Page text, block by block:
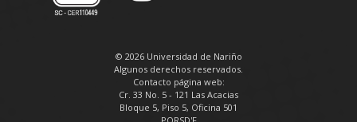
© 2026 Universidad de Nariño
Algunos derechos reservados.
Contacto página web:
Cr. 33 No. 5 - 121 Las Acacias
Bloque 5, Piso 5, Oficina 501